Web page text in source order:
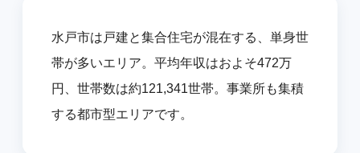
水戸市は戸建と集合住宅が混在する、単身世
帯が多いエリア。平均年収はおよそ472万
円、世帯数は約121,341世帯。事業所も集積
する都市型エリアです。